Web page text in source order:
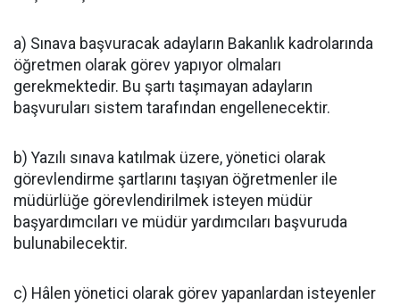
a) Sınava başvuracak adayların Bakanlık kadrolarında
öğretmen olarak görev yapıyor olmaları
gerekmektedir. Bu şartı taşımayan adayların
başvuruları sistem tarafından engellenecektir.
b) Yazılı sınava katılmak üzere, yönetici olarak
görevlendirme şartlarını taşıyan öğretmenler ile
müdürlüğe görevlendirilmek isteyen müdür
başyardımcıları ve müdür yardımcıları başvuruda
bulunabilecektir.
c) Hâlen yönetici olarak görev yapanlardan isteyenler